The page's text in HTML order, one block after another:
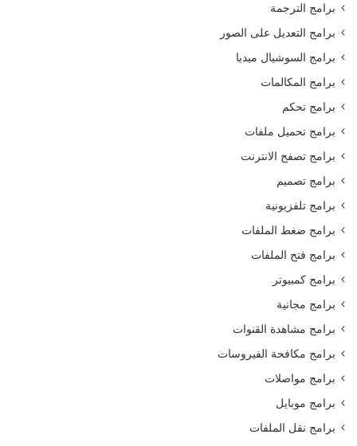
برامج الترجمة
برامج التعديل على الصور
برامج السوشيال ميديا
برامج المكالمات
برامج تحكم
برامج تحميل ملفات
برامج تصفح الانترنت
برامج تصميم
برامج تلفزيونية
برامج ضغط الملفات
برامج فتح الملفات
برامج كمبيوتر
برامج مجانية
برامج مشاهدة القنوات
برامج مكافحة الفيروسات
برامج مواصلات
برامج موبايل
برامج نقل الملفات